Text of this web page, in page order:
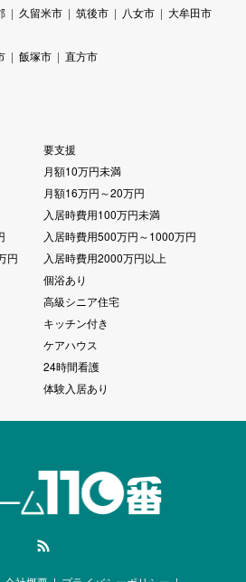
久留米市 筑後市 八女市
大牟田市
飯塚市 直方市
要支援
月額10万円未満
月額16万円～20万円
入居時費用100万円未満
入居時費用500万円～1000万円
円
入居時費用2000万円以上
個浴あり
高級シニア住宅
キッチン付き
ケアハウス
24時間看護
体験入居あり